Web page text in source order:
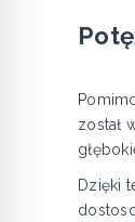
został
Dzięki